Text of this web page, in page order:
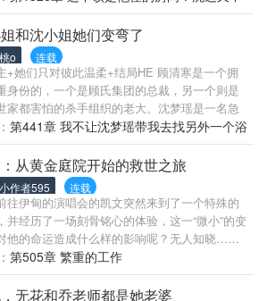
文，书虫也不可能按你说的写！ 还请喜欢好为
部分书友，自重！
宿主，你介意你有几个，不那么恋爱脑的‘朋
” 沈迟：？ …… “宿主！你骗我！你不是说要攻
吗？你这是在干什么！” “别吵，我有自己的节
在这样不是挺好吗？” 舒舒服服的和哥几个去泡
沈迟趁着无邪走过来，把果盘推过去。 顺带趁
头！今天也是暗戳戳当他们爹的一天！ “你就看
，我攻没攻略吧！我现在可是他们的好兄弟！”
“……” 宿主说的很有道理，系统无法反驳。 蒜鸟
干脆改个名字吧。 它以后就叫宇宙第一兄弟情
只是到了最后…… “啊哈哈……，大晚上的太
亮啊~” 沈迟尴尬一笑。 无邪捏紧了手机。
咋没知道？某人志向格外远大呢~” 沈
！你绿了？
和沈小姐她们变弯了
o 连载
+她们只对彼此温柔+结局HE 顾清寒是一个拥
身份的，一个是顾氏集团的总裁，另一个则是
家都害怕的杀手组织的老大。沈梦瑶是一名急
医生生性高冷，同时也是沈氏集团的大小姐对
不感兴趣却唯独对她。她们又会擦出什么样的
事呢……
第441章 我不让沈梦瑶带我去找另外一个浴
真的能找到吗？
从黄金庭院开始的救世之旅
作者595 连载
往伊甸的演唱会的凯文突然来到了一个特殊的
并经历了一场刻骨铭心的体验，这一“微小”的变
他的命运造成什么样的影响呢？无人知晓……
第505章 繁重的工作
无花和乔老师都是她老婆